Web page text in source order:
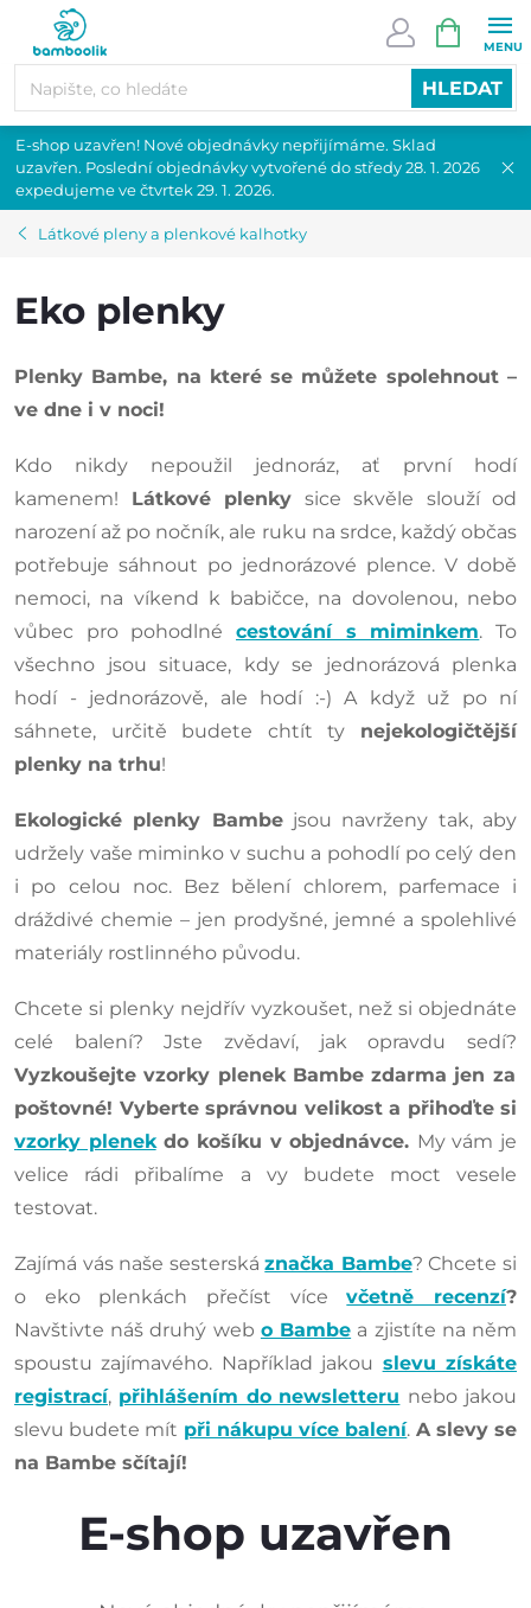
obsah
HLEDAT
KOŠÍK
E-shop uzavřen! Nové objednávky nepřijímáme. Sklad
uzavřen. Poslední objednávky vytvořené do středy 28. 1. 2026
expedujeme ve čtvrtek 29. 1. 2026.
Látkové pleny a plenkové kalhotky
Eko plenky
Plenky Bambe, na které se můžete spolehnout –
ve dne i v noci!
Kdo nikdy nepoužil jednoráz, ať první hodí
kamenem! Látkové plenky sice skvěle slouží od
narození až po nočník, ale ruku na srdce, každý občas
potřebuje sáhnout po jednorázové plence. V době
nemoci, na víkend k babičce, na dovolenou, nebo
vůbec pro pohodlné cestování s miminkem. To
všechno jsou situace, kdy se jednorázová plenka
hodí - jednorázově, ale hodí :-) A když už po ní
sáhnete, určitě budete chtít ty nejekologičtější
plenky na trhu!
Ekologické plenky Bambejsou navrženy tak, aby
udržely vaše miminko v suchu a pohodlí po celý den
i po celou noc. Bez bělení chlorem, parfemace i
dráždivé chemie – jen prodyšné, jemné a spolehlivé
materiály rostlinného původu.
Chcete si plenky nejdřív vyzkoušet, než si objednáte
celé balení? Jste zvědaví, jak opravdu sedí?
Vyzkoušejte vzorky plenek Bambe zdarma jen za
poštovné! Vyberte správnou velikost a přihoďte si
vzorky plenekdo košíku v objednávce. My vám je
velice rádi přibalíme
a vy budete moct vesele
testovat.
Zajímá vás naše sesterskáznačka Bambe? Chcete si
o eko plenkách přečíst vícevčetně recenzí?
Navštivte náš druhý web o Bambe a zjistíte na něm
spoustu zajímavého. Například jakou slevu získáte
registrací, přihlášením do newsletteru nebo jakou
slevu budete mít při nákupu více balení. A slevy se
na Bambe sčítají!
E-shop uzavřen